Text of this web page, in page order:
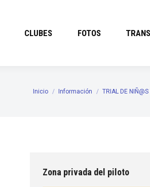
CLUBES FOTOS
Estás aquí:
Inicio Información TRIAL DE
Zona privada del piloto